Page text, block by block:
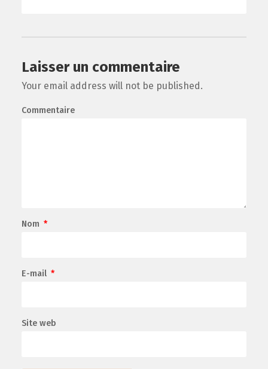
Laisser un commentaire
Your email address will not be published.
Commentaire
Nom *
E-mail *
Site web